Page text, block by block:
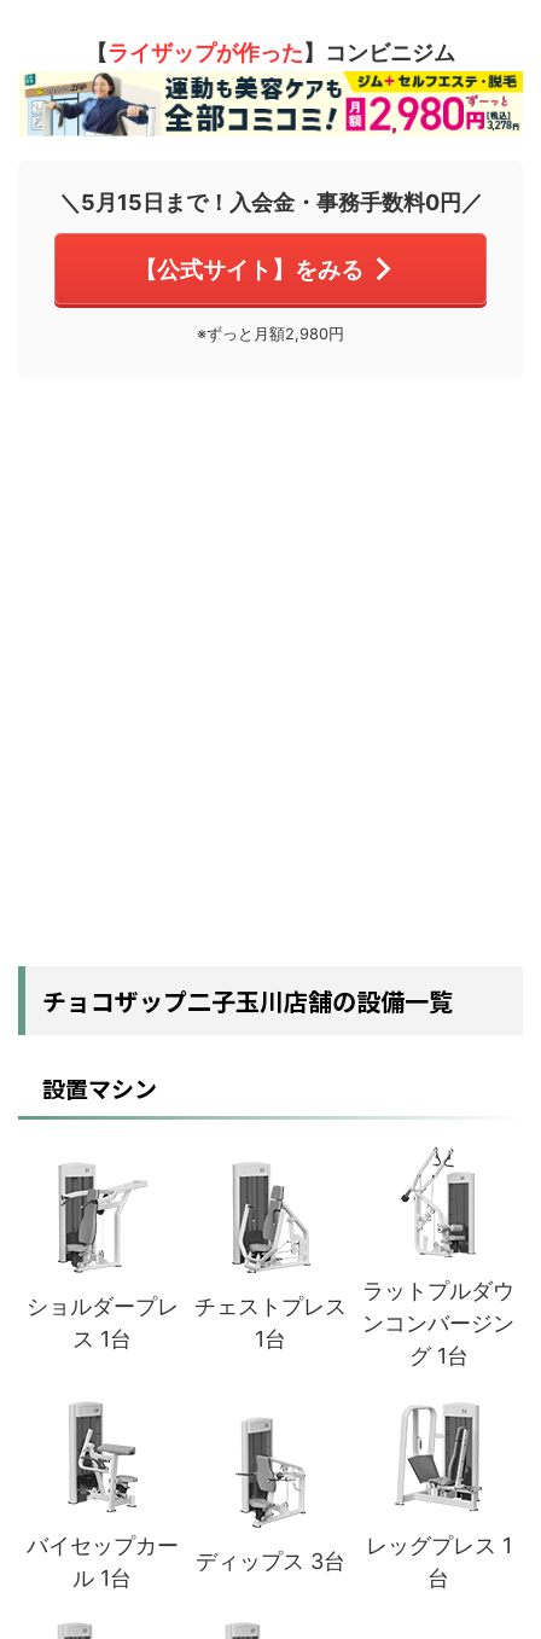
【ライザップが作った】コンビニジム
＼5月15日まで！入会金・事務手数料0円／
【公式サイト】をみる
※ずっと月額2,980円
チョコザップ二子玉川店舗の設備一覧
設置マシン
ショルダープレ
ス 1台
チェストプレス
1台
ラットプルダウ
ンコンバージン
グ 1台
バイセップカー
ル 1台
ディップス 3台
レッグプレス 1
台